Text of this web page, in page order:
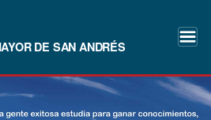
DE SAN ANDRÉS